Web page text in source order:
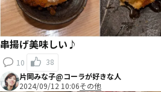
串揚げ美味しい♪
10 38
片岡みな子@コーラが好きな人
2024/09/12 10:06その他